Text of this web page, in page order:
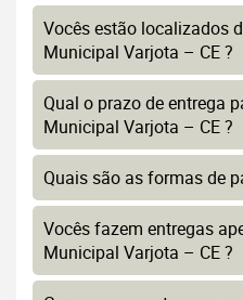
Vocês estão localizados
Municipal Varjota – CE ?
Qual o prazo de entrega
Municipal Varjota – CE ?
Quais são as formas de
Vocês fazem entregas
Municipal Varjota – CE ?